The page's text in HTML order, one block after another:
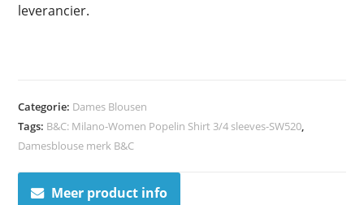
leverancier.
Categorie: Dames Blousen
Tags: B&C: Milano-Women Popelin Shirt 3/4 sleeves-SW520,
Damesblouse merk B&C
Meer product info